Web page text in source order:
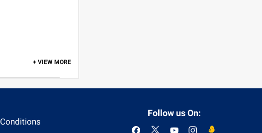
+ VIEW MORE
Follow us On: